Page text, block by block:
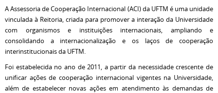
A Assessoria de Cooperação Internacional (ACI) da UFTM é uma unidade
vinculada à Reitoria, criada para promover a interação da Universidade
com organismos e instituições internacionais, ampliando e
consolidando a internacionalização e os laços de cooperação
interinstitucionais da UFTM.
Foi estabelecida no ano de 2011, a partir da necessidade crescente de
unificar ações de cooperação internacional vigentes na Universidade,
além de estabelecer novas ações em atendimento às demandas de